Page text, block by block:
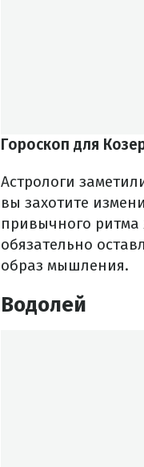
Гороскоп для
Астрологи
вы захотите
привычного ритма
обязательно
образ мышления.
Водолей